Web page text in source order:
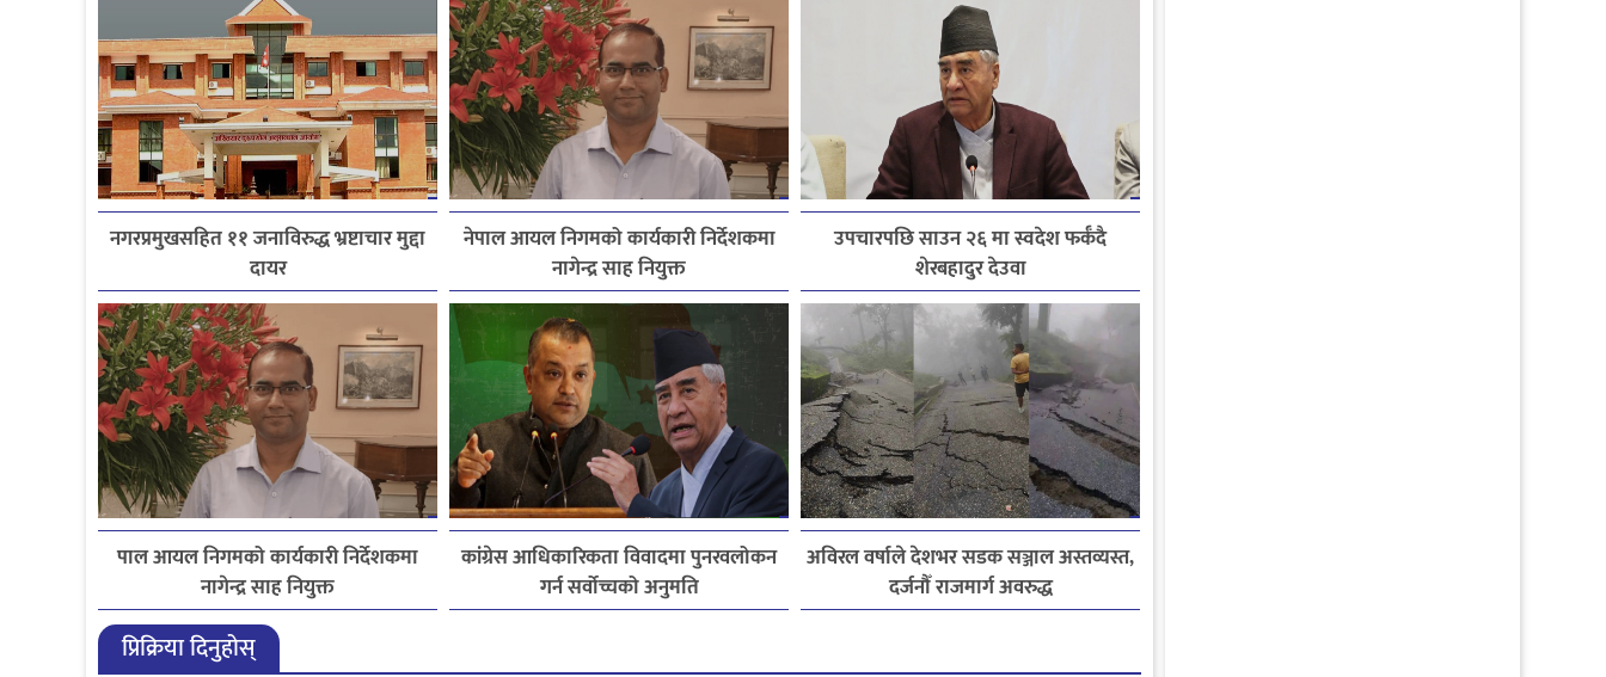
नगरप्रमुखसहित ११ जनाविरुद्ध भ्रष्टाचार मुद्दा
दायर
नेपाल आयल निगमको कार्यकारी निर्देशकमा
नागेन्द्र साह नियुक्त
उपचारपछि साउन २६ मा स्वदेश फर्कँदै
शेरबहादुर देउवा
पाल आयल निगमको कार्यकारी निर्देशकमा
नागेन्द्र साह नियुक्त
कांग्रेस आधिकारिकता विवादमा पुनरवलोकन
गर्न सर्वोच्चको अनुमति
अविरल वर्षाले देशभर सडक सञ्जाल अस्तव्यस्त,
दर्जनौँ राजमार्ग अवरुद्ध
प्रिक्रिया दिनुहोस्